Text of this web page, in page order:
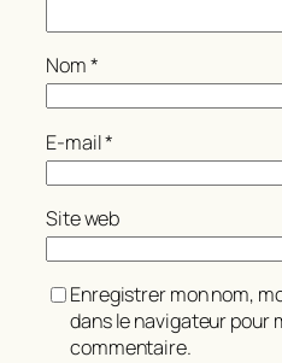
Nom*
E-mail*
Site web
Enregistrer mon nom,
dans le navigateur pour
commentaire.